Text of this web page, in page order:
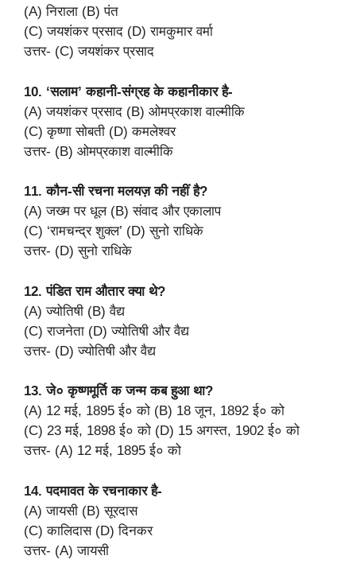
(A) निराला (B) पंत
(C) जयशंकर प्रसाद (D) रामकुमार वर्मा
उत्तर- (C) जयशंकर प्रसाद
10. ‘सलाम’ कहानी-संग्रह के कहानीकार है-
(A) जयशंकर प्रसाद (B) ओमप्रकाश वाल्मीकि
(C) कृष्णा सोबती (D) कमलेश्वर
उत्तर- (B) ओमप्रकाश वाल्मीकि
11. कौन-सी रचना मलयज़ की नहीं है?
(A) जख्म पर धूल (B) संवाद और एकालाप
(C) ‘रामचन्द्र शुक्ल’ (D) सुनो राधिके
उत्तर- (D) सुनो राधिके
12. पंडित राम औतार क्या थे?
(A) ज्योतिषी (B) वैद्य
(C) राजनेता (D) ज्योतिषी और वैद्य
उत्तर- (D) ज्योतिषी और वैद्य
13. जे० कृष्णमूर्ति क जन्म कब हुआ था?
(A) 12 मई, 1895 ई० को (B) 18 जून, 1892 ई० को
(C) 23 मई, 1898 ई० को (D) 15 अगस्त, 1902 ई० को
उत्तर- (A) 12 मई, 1895 ई० को
14. पदमावत के रचनाकार है-
(A) जायसी (B) सूरदास
(C) कालिदास (D) दिनकर
उत्तर- (A) जायसी